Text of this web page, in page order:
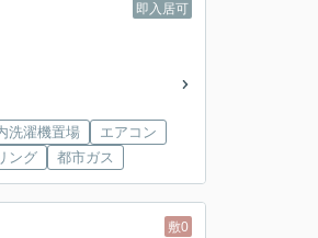
即入居可
洗濯機置場
エアコン
ング 都市ガス
敷0